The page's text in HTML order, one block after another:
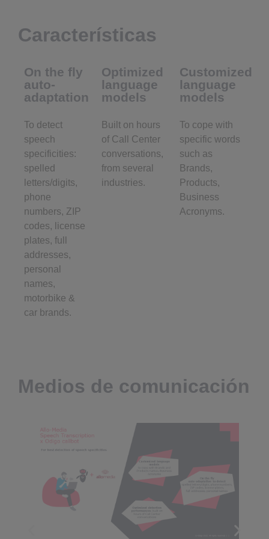
Características
On the fly
auto-
adaptation
To detect
speech
specificities:
spelled
letters/digits,
phone
numbers, ZIP
codes, license
plates, full
addresses,
personal
names,
motorbike &
car brands.
Optimized
language
models
Built on hours
of Call Center
conversations,
from several
industries.
Customized
language
models
To cope with
specific words
such as
Brands,
Products,
Business
Acronyms.
Medios de comunicación